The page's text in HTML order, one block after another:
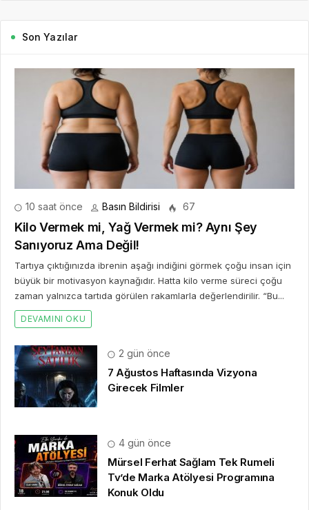
Son Yazılar
10 saat önce Basın Bildirisi 67
Kilo Vermek mi, Yağ Vermek mi? Aynı Şey
Sanıyoruz Ama Değil!
Tartıya çıktığınızda ibrenin aşağı indiğini görmek çoğu insan için
büyük bir motivasyon kaynağıdır. Hatta kilo verme süreci çoğu
zaman yalnızca tartıda görülen rakamlarla değerlendirilir. “Bu...
DEVAMINI OKU
2 gün önce
7 Ağustos Haftasında Vizyona
Girecek Filmler
4 gün önce
Mürsel Ferhat Sağlam Tek Rumeli
Tv’de Marka Atölyesi Programına
Konuk Oldu